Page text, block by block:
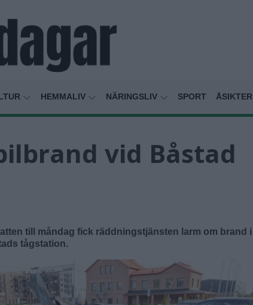
HEMMALIV NÄRINGSLIV SPORT ÅSIKTER
vid Båstad
till måndag fick räddningstjänsten larm om brand i
tågstation.